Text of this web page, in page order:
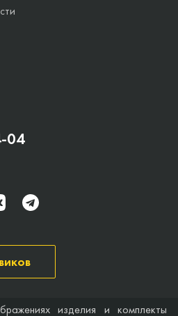
04
изделия и комплекты